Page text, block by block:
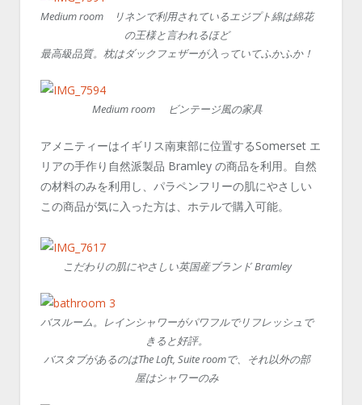
Medium room リネンで利用されているエジプト綿は綿花
の王様と言われるほど
最高級品質。枕はダックフェザーが入っていてふかふか！
Medium room ビンテージ風の家具
アメニティーはイギリス南東部に位置するSomerset エ
リアの手作り自然派製品 Bramley の商品を利用。自然
の材料のみを利用し、パラペンフリーの肌にやさしい
この商品が気に入った方は、ホテルで購入可能。
こだわりの肌にやさしい英国産ブランド Bramley
バスルーム。レインシャワーがパワフルでリフレッシュで
きると好評。
バスタブがあるのはThe Loft, Suite roomで、それ以外の部
屋はシャワーのみ